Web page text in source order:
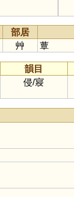
部居
艸 蕈
韻目
侵/寢